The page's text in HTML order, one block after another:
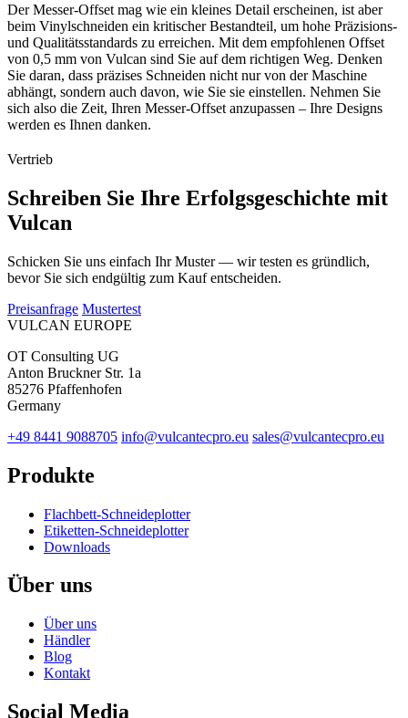
Der Messer-Offset mag wie ein kleines Detail erscheinen, ist aber
beim Vinylschneiden ein kritischer Bestandteil, um hohe Präzisions-
und Qualitätsstandards zu erreichen. Mit dem empfohlenen Offset
von 0,5 mm von Vulcan sind Sie auf dem richtigen Weg. Denken
Sie daran, dass präzises Schneiden nicht nur von der Maschine
abhängt, sondern auch davon, wie Sie sie einstellen. Nehmen Sie
sich also die Zeit, Ihren Messer-Offset anzupassen – Ihre Designs
werden es Ihnen danken.
Vertrieb
Schreiben Sie Ihre Erfolgsgeschichte mit
Vulcan
Schicken Sie uns einfach Ihr Muster — wir testen es gründlich,
bevor Sie sich endgültig zum Kauf entscheiden.
Preisanfrage Mustertest
VULCAN EUROPE
OT Consulting UG
Anton Bruckner Str. 1a
85276 Pfaffenhofen
Germany
+49 8441 9088705 info@vulcantecpro.eu sales@vulcantecpro.eu
Produkte
Flachbett-Schneideplotter
Etiketten-Schneideplotter
Downloads
Über uns
Über uns
Händler
Blog
Kontakt
Social Media